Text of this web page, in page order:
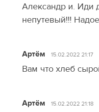
Александр и. Иди
непутевый!!!
Артём 15.02.2022 21:17
Вам что хлеб
Артём 15.02.2022 21:18